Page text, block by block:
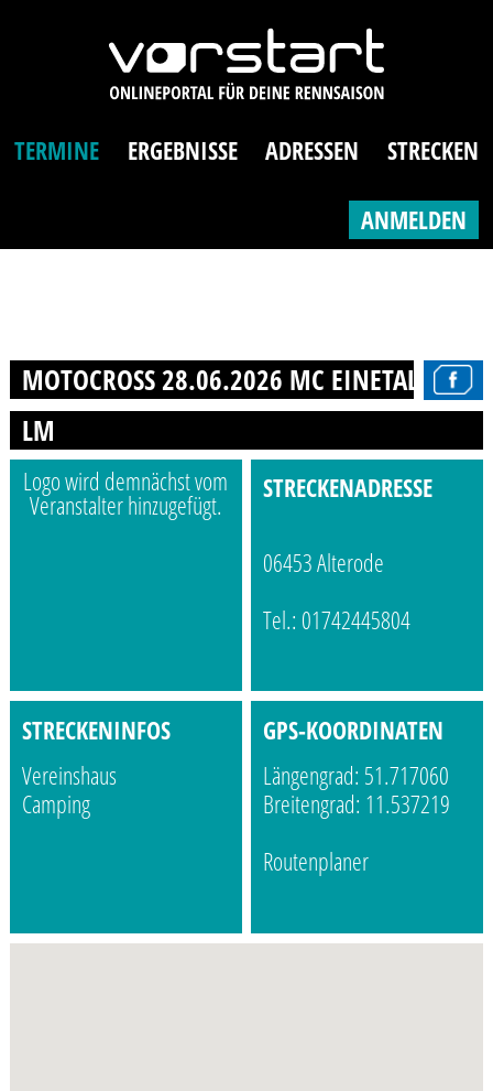
TERMINE ERGEBNISSE ADRESSEN STRECKEN
ANMELDEN
MOTOCROSS 28.06.2026 MC EINETAL
LM
Logo wird demnächst vom
Veranstalter hinzugefügt. STRECKENADRESSE
06453 Alterode
Tel.: 01742445804
STRECKENINFOS
Vereinshaus
Camping
GPS-KOORDINATEN
Längengrad: 51.717060
Breitengrad: 11.537219
Routenplaner